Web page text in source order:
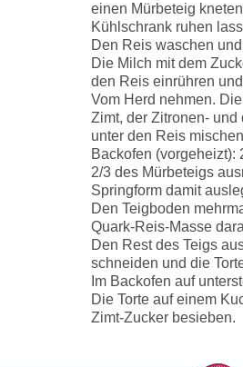
einen Mürbeteig
Kühlschrank ruhen
Den Reis waschen
Die Milch mit dem
den Reis einrühren
Vom Herd nehmen.
Zimt, der Zitronen-
unter den Reis
Backofen (vorgeheizt):
2/3 des Mürbeteigs
Springform damit
Den Teigboden
Quark-Reis-Masse
Den Rest des Teigs
schneiden und die
Im Backofen auf
Die Torte auf einem
Zimt-Zucker besieben.